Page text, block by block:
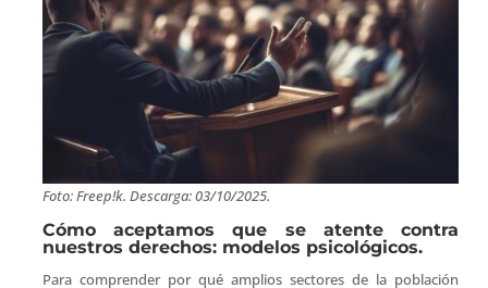
Foto: Freep!k. Descarga: 03/10/2025.
Cómo aceptamos que se atente contra
nuestros derechos: modelos psicológicos.
Para comprender por qué amplios sectores de la población